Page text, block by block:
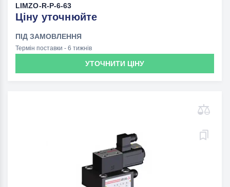
LIMZO-R-P-6-63
Ціну уточнюйте
ПІД ЗАМОВЛЕННЯ
Термін поставки - 6 тижнів
УТОЧНИТИ ЦІНУ